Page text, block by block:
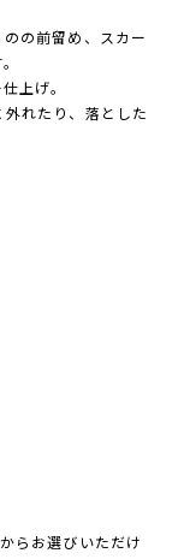
の前留め、スカー
上げ。
れたり、落とした
らお選びいただけ